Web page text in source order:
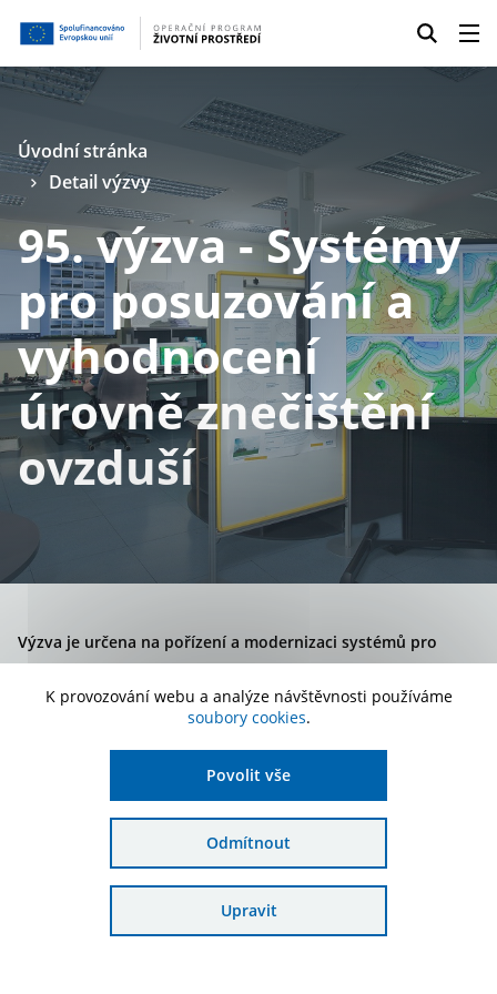
Úvodní stránka
Detail výzvy
95. výzva - Systémy
pro posuzování a
vyhodnocení
úrovně znečištění
ovzduší
Výzva je určena na pořízení a modernizaci systémů pro
posuzování a vyhodnocení úrovně znečištění ovzduší a
systémů pro archivaci a zpracování jejich údajů.
Příjem žádostí ukončen
Druh výzvy
Průběžná
Podání žádosti
24. 9. 2025 - 15. 5. 2026
500 000 000 Kč
K provozování webu a analýze návštěvnosti používáme
soubory cookies.
Povolit vše
Odmítnout
Upravit